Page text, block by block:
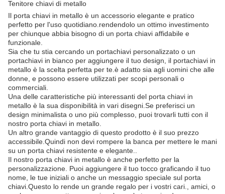
Tenitore chiavi di metallo
Il porta chiavi in metallo è un accessorio elegante e pratico
perfetto per l'uso quotidiano.rendendolo un ottimo investimento
per chiunque abbia bisogno di un porta chiavi affidabile e
funzionale.
Sia che tu stia cercando un portachiavi personalizzato o un
portachiavi in bianco per aggiungere il tuo design, il portachiavi in
metallo è la scelta perfetta per te.è adatto sia agli uomini che alle
donne, e possono essere utilizzati per scopi personali o
commerciali.
Una delle caratteristiche più interessanti del porta chiavi in
metallo è la sua disponibilità in vari disegni.Se preferisci un
design minimalista o uno più complesso, puoi trovarli tutti con il
nostro porta chiavi in metallo.
Un altro grande vantaggio di questo prodotto è il suo prezzo
accessibile.Quindi non devi rompere la banca per mettere le mani
su un porta chiavi resistente e elegante..
Il nostro porta chiavi in metallo è anche perfetto per la
personalizzazione. Puoi aggiungere il tuo tocco graficando il tuo
nome, le tue iniziali o anche un messaggio speciale sul porta
chiavi.Questo lo rende un grande regalo per i vostri cari., amici, o